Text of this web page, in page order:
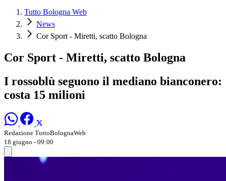
Tutto Bologna Web
News
Cor Sport - Miretti, scatto Bologna
Cor Sport - Miretti, scatto Bologna
I rossoblù seguono il mediano bianconero:
costa 15 milioni
Redazione TuttoBolognaWeb
18 giugno - 09:00